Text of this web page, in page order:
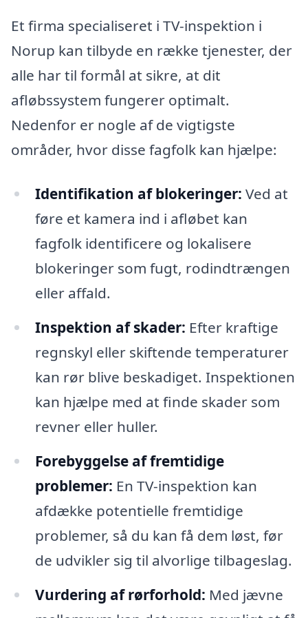
Et firma specialiseret i TV-inspektion i
Norup kan tilbyde en række tjenester, der
alle har til formål at sikre, at dit
afløbssystem fungerer optimalt.
Nedenfor er nogle af de vigtigste
områder, hvor disse fagfolk kan hjælpe:
Identifikation af blokeringer: Ved at
føre et kamera ind i afløbet kan
fagfolk identificere og lokalisere
blokeringer som fugt, rodindtrængen
eller affald.
Inspektion af skader: Efter kraftige
regnskyl eller skiftende temperaturer
kan rør blive beskadiget. Inspektionen
kan hjælpe med at finde skader som
revner eller huller.
Forebyggelse af fremtidige
problemer: En TV-inspektion kan
afdække potentielle fremtidige
problemer, så du kan få dem løst, før
de udvikler sig til alvorlige tilbageslag.
Vurdering af rørforhold: Med jævne